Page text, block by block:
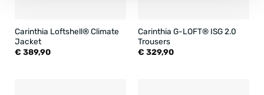
Carinthia Loftshell® Climate
Jacket
€ 389,90
Carinthia G-LOFT® ISG 2.0
Trousers
€ 329,90